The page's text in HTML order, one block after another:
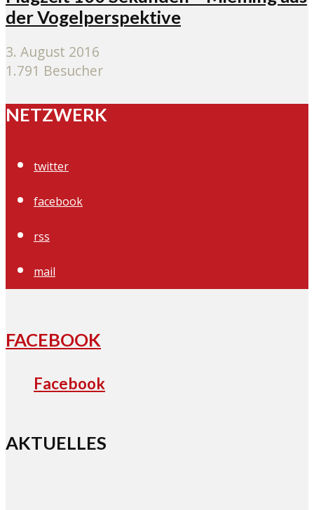
der Vogelperspektive
3. August 2016
1.791 Besucher
NETZWERK
twitter
facebook
rss
mail
FACEBOOK
Facebook
AKTUELLES